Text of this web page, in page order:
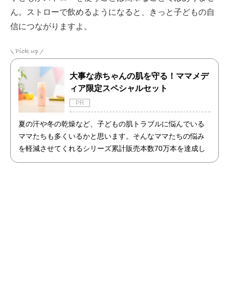
ん。ストローで飲めるようになると、きっと子どもの自
信につながりますよ。
大事な赤ちゃんの肌を守る！ママメデ
ィア限定スペシャルセット
PR
夏の汗や冬の乾燥など、子どもの肌トラブルに悩んでいる
ママたちも多くいるかと思います。そんなママたちの悩み
を軽減させてくれるシリーズ累計販売本数70万本を達成し
た商品「アトピッグ」と「敏感肌用石鹸ホイップソープ」